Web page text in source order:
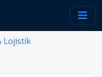
Lojistik